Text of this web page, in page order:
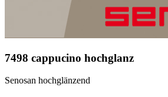
7498 cappucino hochglanz
Senosan hochglänzend